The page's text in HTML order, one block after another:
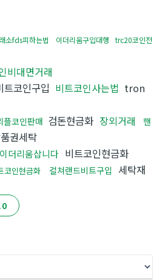
소fds피하는법 이더리움구입대행
trc20코인전
비대면거래
트코인구입 비트코인사는법 tron
플코인판매 검돈현금화 장외거래
핸
권세탁
이더리움삽니다 비트코인현금화
코인현금화 컬쳐랜드비트구입
세탁재
0